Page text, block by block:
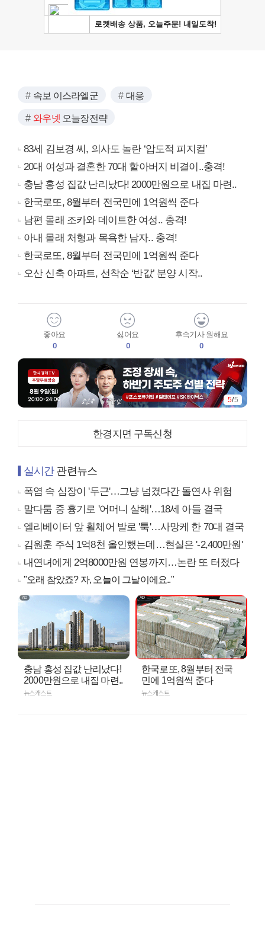
속보 이스라엘군 대응
와우넷 오늘장전략
83세 김보경 씨, 의사도 놀란 ‘압도적 피지컬’
20대 여성과 결혼한 70대 할아버지 비결이..충격!
충남 홍성 집값 난리났다! 2000만원으로 내집 마련..
한국로또, 8월부터 전국민에 1억원씩 준다
남편 몰래 조카와 데이트한 여성.. 충격!
아내 몰래 처형과 목욕한 남자.. 충격!
한국로또, 8월부터 전국민에 1억원씩 준다
오산 신축 아파트, 선착순 ‘반값’ 분양 시작..
좋아요
0
싫어요
0
후속기사 원해요
0
5/5
한경지면 구독신청
실시간관련뉴스
폭염 속 심장이 '두근'…그냥 넘겼다간 돌연사 위험
말다툼 중 흉기로 '어머니 살해'…18세 아들 결국
엘리베이터 앞 휠체어 발로 '툭'…사망케 한 70대 결국
김원훈 주식 1억8천 올인했는데…현실은 '-2,400만원'
내연녀에게 2억8000만원 연봉까지…논란 또 터졌다
"오래 참았죠? 자, 오늘이 그날이에요.."
충남 홍성 집값 난리났다!
2000만원으로 내집 마련..
뉴스캐스트
한국로또, 8월부터 전국
민에 1억원씩 준다
뉴스캐스트